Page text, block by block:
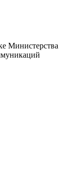
Министерства